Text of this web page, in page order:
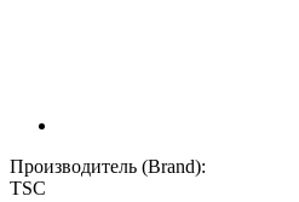
Производитель (Brand):
TSC